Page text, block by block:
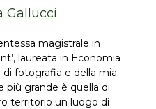
Gallucci
magistrale in
laureata in Economia
di fotografia e della mia
più grande è quella di
territorio un luogo di